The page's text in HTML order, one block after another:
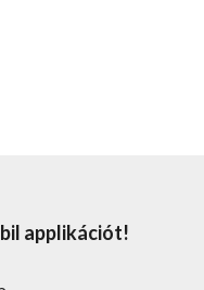
applikációt!